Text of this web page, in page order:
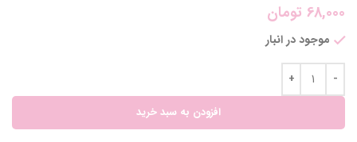
68,000 تومان
موجود در انبار
افزودن به سبد خرید